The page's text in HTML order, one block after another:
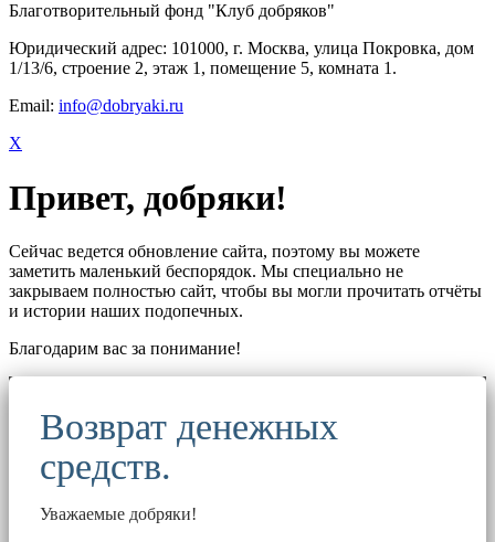
Благотворительный фонд "Клуб добряков"
Юридический адрес: 101000, г. Москва, улица Покровка, дом
1/13/6, строение 2, этаж 1, помещение 5, комната 1.
Email: info@dobryaki.ru
X
Привет, добряки!
Сейчас ведется обновление сайта, поэтому вы можете
заметить маленький беспорядок. Мы специально не
закрываем полностью сайт, чтобы вы могли прочитать отчёты
и истории наших подопечных.
Благодарим вас за понимание!
Возврат денежных
средств.
Уважаемые добряки!